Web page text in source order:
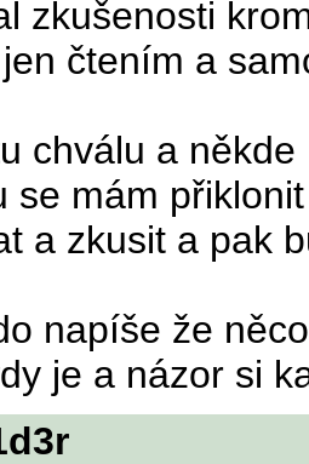
zkušenosti
čtením a
chválu a
se mám
a zkusit a pak
napíše že
je a názor si